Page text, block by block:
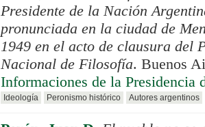
Presidente de la Nación
pronunciada en la ciudad de
1949 en el acto de clausura del
Nacional de Filosofía. Buenos
Informaciones de la Presidencia
Ideología Peronismo histórico Autores argentinos